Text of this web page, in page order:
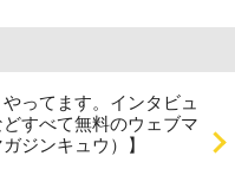
ってます。インタビュ
すべて無料のウェブマ
ジンキュウ）】